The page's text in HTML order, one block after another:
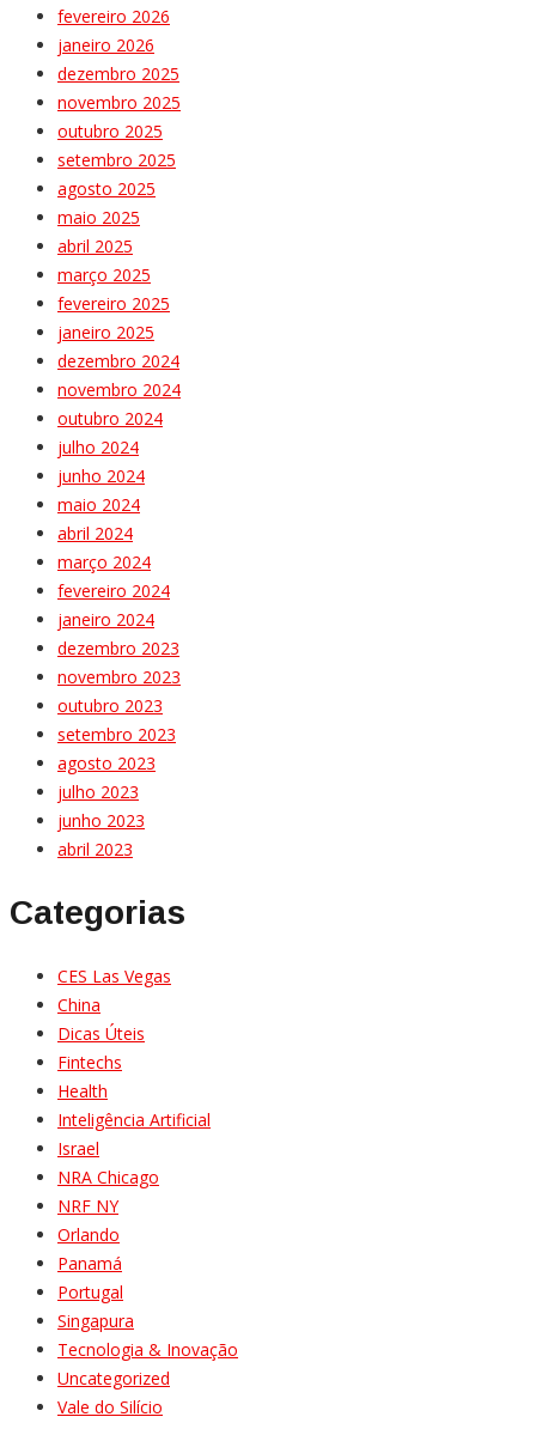
fevereiro 2026
janeiro 2026
dezembro 2025
novembro 2025
outubro 2025
setembro 2025
agosto 2025
maio 2025
abril 2025
março 2025
fevereiro 2025
janeiro 2025
dezembro 2024
novembro 2024
outubro 2024
julho 2024
junho 2024
maio 2024
abril 2024
março 2024
fevereiro 2024
janeiro 2024
dezembro 2023
novembro 2023
outubro 2023
setembro 2023
agosto 2023
julho 2023
junho 2023
abril 2023
Categorias
CES Las Vegas
China
Dicas Úteis
Fintechs
Health
Inteligência Artificial
Israel
NRA Chicago
NRF NY
Orlando
Panamá
Portugal
Singapura
Tecnologia & Inovação
Uncategorized
Vale do Silício